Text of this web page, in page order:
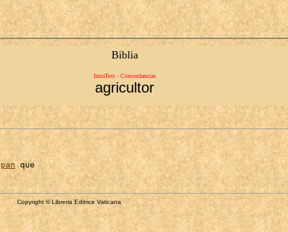
Biblia
IntraText - Concordancias
agricultor
pan
Copyright © Libreria Editrice Vaticana